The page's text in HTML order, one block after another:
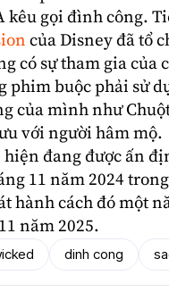
kêu gọi đình công.
của Disney đã tổ
có sự tham gia của
phim buộc phải sử
của mình như
với người hâm mộ.
hiện đang được ấn
11 năm 2024
hành cách đó một
năm 2025.
dinh cong